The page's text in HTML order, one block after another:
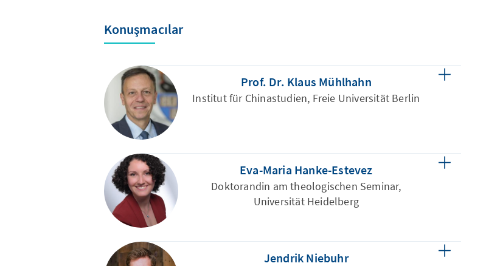
Konuşmacılar
Prof. Dr. Klaus Mühlhahn
Institut für Chinastudien, Freie Universität Berlin
Eva-Maria Hanke-Estevez
Doktorandin am theologischen Seminar,
Universität Heidelberg
Jendrik Niebuhr